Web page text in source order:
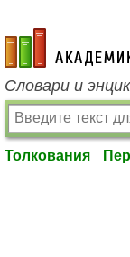
academic.ru
Словари и
Толкования